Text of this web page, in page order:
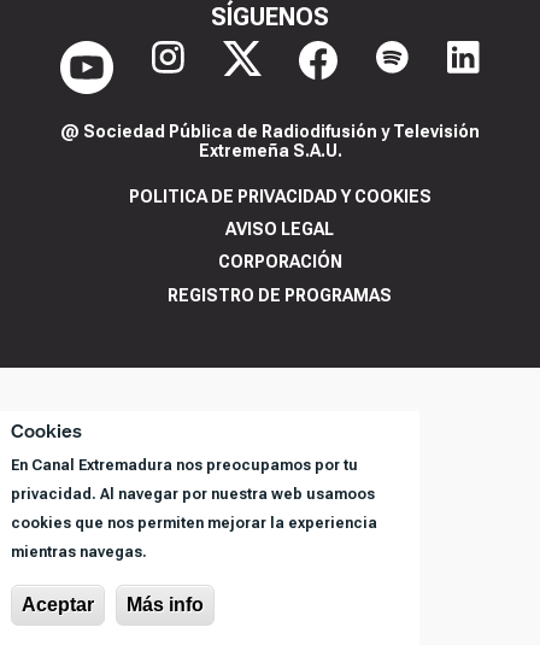
Cookies
En Canal Extremadura nos preocupamos por tu
privacidad. Al navegar por nuestra web usamoos
cookies que nos permiten mejorar la experiencia
mientras navegas.
Aceptar Más info
SÍGUENOS
@ Sociedad Pública de Radiodifusión y Televisión
Extremeña S.A.U.
POLITICA DE PRIVACIDAD Y COOKIES
AVISO LEGAL
CORPORACIÓN
REGISTRO DE PROGRAMAS